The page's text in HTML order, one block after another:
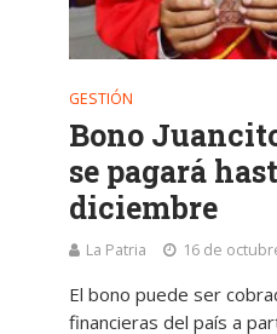
GESTIÓN
Bono
se pagará
diciembre
La Patria 16 de
El bono puede ser
financieras del país a